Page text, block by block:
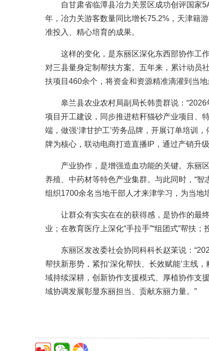
自甘肃省临潭县冶力关景区成功创评国家
年，冶力关游客数量同比增长75.2%，天津籍
准投入、精心培育的成果。
这样的变化，是东丽区深化东西部协作工作
对三县量身定制帮扶方案。五年来，累计动员
扶项目460余个，将资金和资源精准滴灌到当地
皋兰县农业农村局副局长韩贵群说：“2026
项目开工建设，同步推进秸秆猫砂产业项目、
端，做强‘津甘护工’劳务品牌，开展订单培训
牌为核心，联动电商打造直播IP，通过产销升
产业协作，是增强造血功能的关键。东丽区
养殖、中药材等特色产业集群。与此同时，“
组织1700余名当地干部人才来津学习，为当地
让群众有实实在在的获得感，是协作的最终
业；在教育医疗上深化“手拉手”“组团式”帮扶
东丽区发改委社会协同科科长赵茉说：
帮扶新形势，紧扣‘深化帮扶、长效赋能’主线
域持续深耕，创新协作支援模式、厚植协作支
域协调发展彰显东丽担当、贡献东丽力量。”